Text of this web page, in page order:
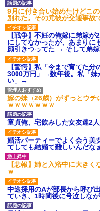
【愕然】白のクラウン俺氏、
高速道路左車線を制限速度で走
った結果wwwwwwwwwwww
百年の恋12-899 食べた量を
張り合ってくる
【悲報】佐藤輝明・・・２軍
でも盛大にやらかす←あまり悲
しませないでくれ
9月に付き合い始めたけどこ
別れた。その元彼が交通事
【戦争】不妊の俺嫁に弟嫁
にしてなかったが、あまりに
顔引きつってた → そして弟
【驚愕】私「今まで育てた分
3000万円」→数年後。私「妹
い」→
嫁の妹（26歳）がずっとウ
ｗｗｗｗｗｗｗ
童貞俺、宅飲みした女友達2
婚活パーティーでよく会う美
てしても結婚て難しいんだな
【悲報】姉と入浴中に大き
ｗ
中途採用のAが部長から呼び
ていき、1時間後に号泣しな